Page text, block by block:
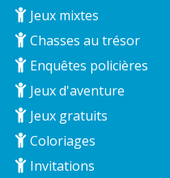
Jeux mixtes
Chasses au trésor
Enquêtes policières
Jeux d'aventure
Jeux gratuits
Coloriages
Invitations